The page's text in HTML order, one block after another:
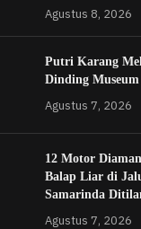
Agustus 8, 2026
Putri Karang
Dinding
Agustus 7, 2026
12 Motor
Balap Liar di
Samarinda
Agustus 7, 2026